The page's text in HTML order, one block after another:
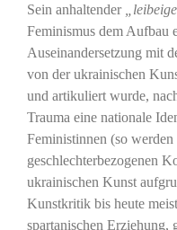
Sein anhaltender
Feminismus dem Aufbau
Auseinandersetzung mit
von der ukrainischen
und artikuliert wurde,
Trauma eine nationale
Feministinnen (so
geschlechterbezogenen
ukrainischen Kunst
Kunstkritik bis heute
spartanischen Erziehung,